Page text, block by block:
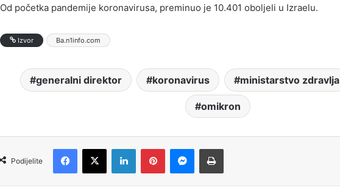
Od početka pandemije koronavirusa, preminuo je 10.401 oboljeli u Izraelu.
Izvor Ba.n1info.com
generalni direktor koronavirus ministarstvo zdravlja
omikron
Podijelite